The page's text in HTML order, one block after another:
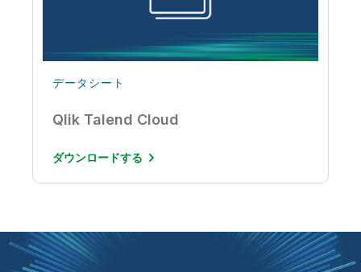
データシート
Qlik Talend Cloud
ダウンロードする